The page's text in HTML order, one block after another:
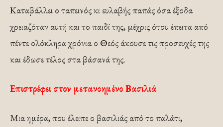
Καταβάλλει ο ταπεινός κι ευλαβής παπάς όσα έξοδα
χρειαζόταν αυτή και το παιδί της, μέχρις ότου έπειτα από
πέντε ολόκληρα χρόνια ο Θεός άκουσε τις προσευχές της
και έδωσε τέλος στα βάσανά της.
Επιστρέφει στον μετανοημένο Βασιλιά
Μια ημέρα, που έλειπε ο βασιλιάς από το παλάτι,